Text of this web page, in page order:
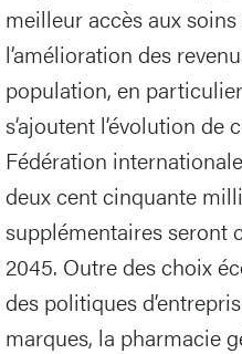
meilleur accès aux
l’amélioration des
population, en
s’ajoutent l’évolution
Fédération
deux cent cinquante
supplémentaires seront
2045. Outre des choix
des politiques
marques, la pharmacie